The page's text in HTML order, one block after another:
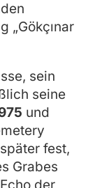
„Gökçınar
sein
seine
und
fest,
Grabes